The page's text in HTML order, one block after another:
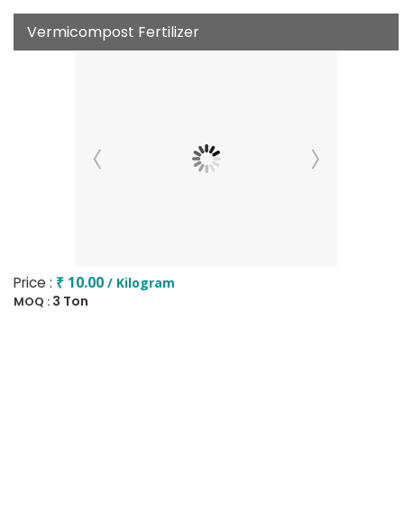
Vermicompost Fertilizer
Price : ₹ 10.00 / Kilogram
MOQ : 3 Ton